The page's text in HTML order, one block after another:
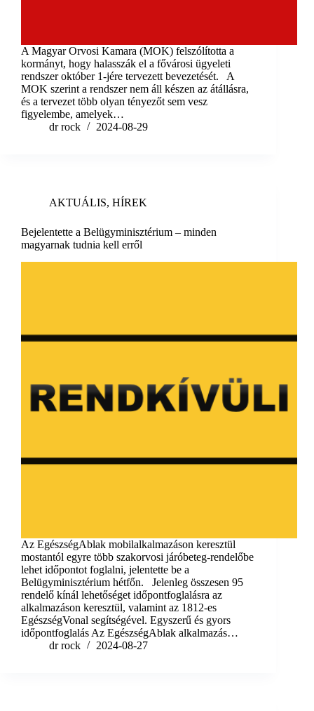
A Magyar Orvosi Kamara (MOK) felszólította a
kormányt, hogy halasszák el a fővárosi ügyeleti
rendszer október 1-jére tervezett bevezetését. A
MOK szerint a rendszer nem áll készen az átállásra,
és a tervezet több olyan tényezőt sem vesz
figyelembe, amelyek…
dr rock
2024-08-29
AKTUÁLIS, HÍREK
Bejelentette a Belügyminisztérium – minden
magyarnak tudnia kell erről
Az EgészségAblak mobilalkalmazáson keresztül
mostantól egyre több szakorvosi járóbeteg-rendelőbe
lehet időpontot foglalni, jelentette be a
Belügyminisztérium hétfőn. Jelenleg összesen 95
rendelő kínál lehetőséget időpontfoglalásra az
alkalmazáson keresztül, valamint az 1812-es
EgészségVonal segítségével. Egyszerű és gyors
időpontfoglalás Az EgészségAblak alkalmazás…
dr rock
2024-08-27